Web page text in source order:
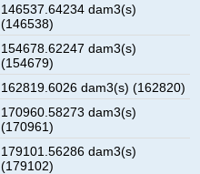
146537.64234 dam3(s)
(146538)
154678.62247 dam3(s)
(154679)
162819.6026 dam3(s) (162820)
170960.58273 dam3(s)
(170961)
179101.56286 dam3(s)
(179102)